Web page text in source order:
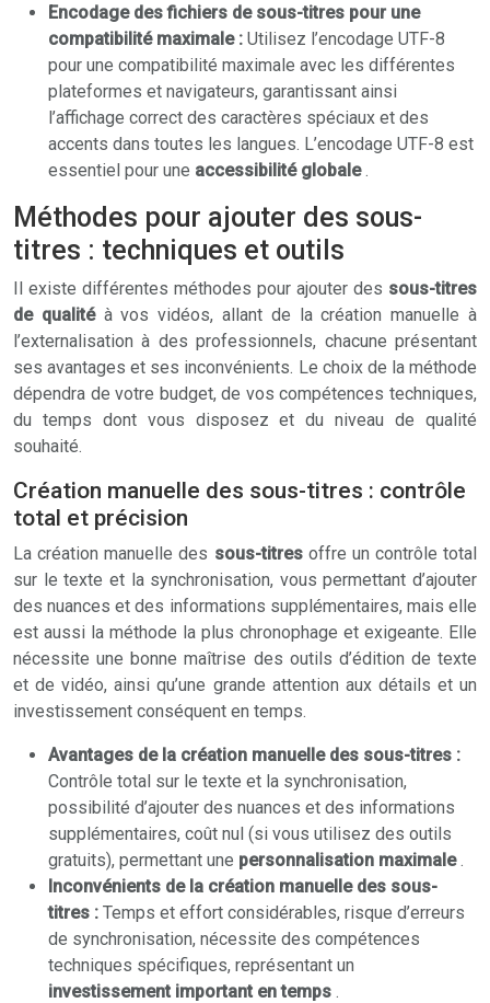
Encodage des fichiers de sous-titres pour une
compatibilité maximale : Utilisez l’encodage UTF-8
pour une compatibilité maximale avec les différentes
plateformes et navigateurs, garantissant ainsi
l’affichage correct des caractères spéciaux et des
accents dans toutes les langues. L’encodage UTF-8 est
essentiel pour une accessibilité globale.
Méthodes pour ajouter des sous-
titres : techniques et outils
Il existe différentes méthodes pour ajouter des sous-titres
de qualité à vos vidéos, allant de la création manuelle à
l’externalisation à des professionnels, chacune présentant
ses avantages et ses inconvénients. Le choix de la méthode
dépendra de votre budget, de vos compétences techniques,
du temps dont vous disposez et du niveau de qualité
souhaité.
Création manuelle des sous-titres : contrôle
total et précision
La création manuelle des sous-titres offre un contrôle total
sur le texte et la synchronisation, vous permettant d’ajouter
des nuances et des informations supplémentaires, mais elle
est aussi la méthode la plus chronophage et exigeante. Elle
nécessite une bonne maîtrise des outils d’édition de texte
et de vidéo, ainsi qu’une grande attention aux détails et un
investissement conséquent en temps.
Avantages de la création manuelle des sous-titres :
Contrôle total sur le texte et la synchronisation,
possibilité d’ajouter des nuances et des informations
supplémentaires, coût nul (si vous utilisez des outils
gratuits), permettant une personnalisation maximale.
Inconvénients de la création manuelle des sous-
titres : Temps et effort considérables, risque d’erreurs
de synchronisation, nécessite des compétences
techniques spécifiques, représentant un
investissement important en temps .